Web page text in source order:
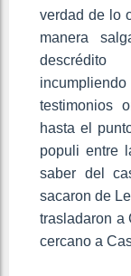
verdad de lo
manera
testimonios
hasta el
populi entre
saber del
sacaron de
trasladaron a
cercano a